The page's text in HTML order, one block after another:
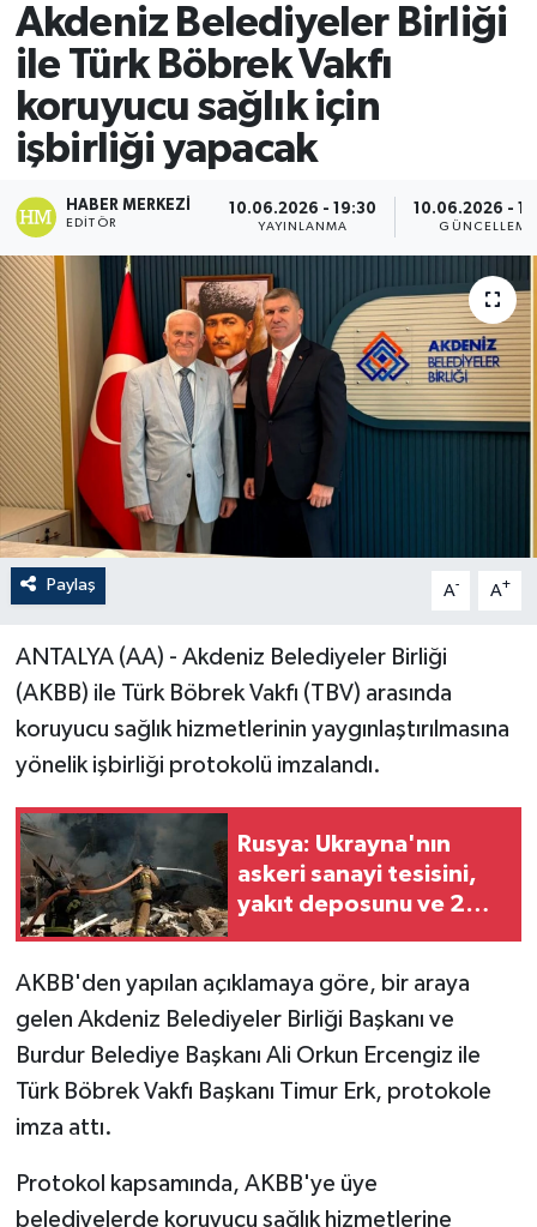
Akdeniz Belediyeler Birliği
ile Türk Böbrek Vakfı
koruyucu sağlık için
işbirliği yapacak
HABER MERKEZI
EDITÖR
10.06.2026 - 19:30
YAYINLANMA
10.06.2026 -
GÜNCELLEME
Paylaş A- A+
ANTALYA (AA) - Akdeniz Belediyeler Birliği
(AKBB) ile Türk Böbrek Vakfı (TBV) arasında
koruyucu sağlık hizmetlerinin yaygınlaştırılmasına
yönelik işbirliği protokolü imzalandı.
Rusya: Ukrayna'nın
askeri sanayi tesisini,
yakıt deposunu ve 2
AKBB'den yapılan açıklamaya göre, bir araya
gelen Akdeniz Belediyeler Birliği Başkanı ve
Burdur Belediye Başkanı Ali Orkun Ercengiz ile
Türk Böbrek Vakfı Başkanı Timur Erk, protokole
imza attı.
Protokol kapsamında, AKBB'ye üye
belediyelerde koruyucu sağlık hizmetlerine